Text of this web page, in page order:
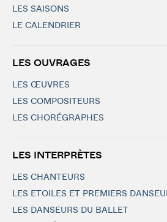
LES SAISONS
LE CALENDRIER
LES OUVRAGES
LES ŒUVRES
LES COMPOSITEURS
LES CHORÉGRAPHES
LES INTERPRÈTES
LES CHANTEURS
LES ETOILES ET PREMIERS
LES DANSEURS DU BALLET